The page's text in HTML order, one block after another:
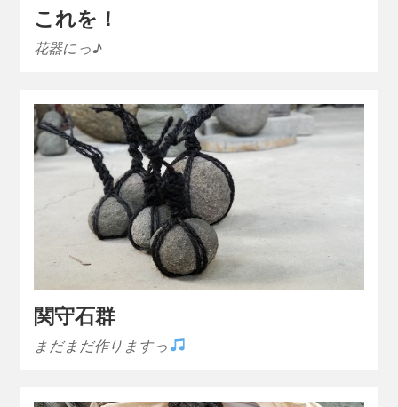
これを！
花器にっ♪
関守石群
まだまだ作りますっ